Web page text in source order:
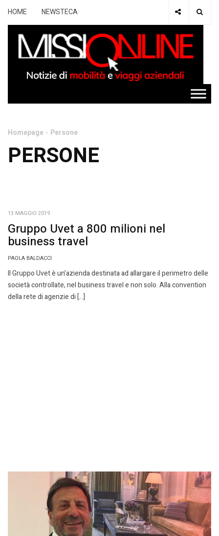
HOME NEWSTECA
Homepage Persone
PERSONE
13 MAGGIO 2019
Gruppo Uvet a 800 milioni nel
business travel
PAOLA BALDACCI
Il Gruppo Uvet è un’azienda destinata ad allargare il perimetro delle
società controllate, nel business travel e non solo. Alla convention
della rete di agenzie di […]